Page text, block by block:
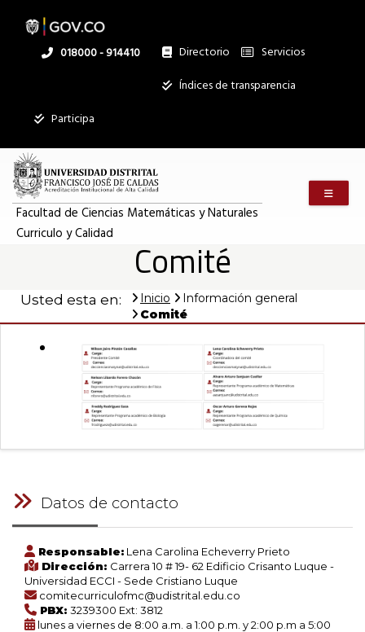
contenido
Linea
018000 - 914410 Directorio
Institucional
Servicios
Índices de transparencia
Participa
Facultad de Ciencias Matemáticas y Naturales
Curriculo y Calidad
Comité
Usted esta en: Inicio
Información general
Comité
Datos de contacto
Responsable: Lena Carolina Echeverry Prieto
Dirección: Carrera 10 # 19- 62 Edificio Crisanto Luque -
Universidad ECCI - Sede Cristiano Luque
comitecurriculofmc@udistrital.edu.co
PBX: 3239300 Ext: 3812
lunes a viernes de 8:00 a.m. a 1:00 p.m. y 2:00 p.m a 5:00